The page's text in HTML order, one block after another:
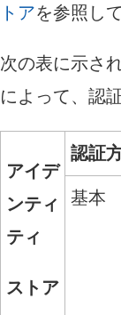
トアを参照し
次の表に示さ
によって、認
アイデ
ンティ
ティ
ストア
認証
基本